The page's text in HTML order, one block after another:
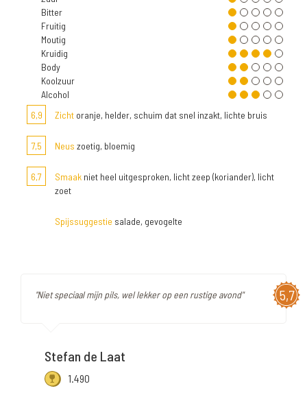
Bitter
Fruitig
Moutig
Kruidig
Body
Koolzuur
Alcohol
6,9
Zicht oranje, helder, schuim dat snel inzakt, lichte bruis
7,5 Neus zoetig, bloemig
6,7 Smaak niet heel uitgesproken, licht zeep (koriander), licht
zoet
Spijssuggestie salade, gevogelte
5,7
"Niet speciaal mijn pils, wel lekker op een rustige avond"
Stefan de Laat
1.490